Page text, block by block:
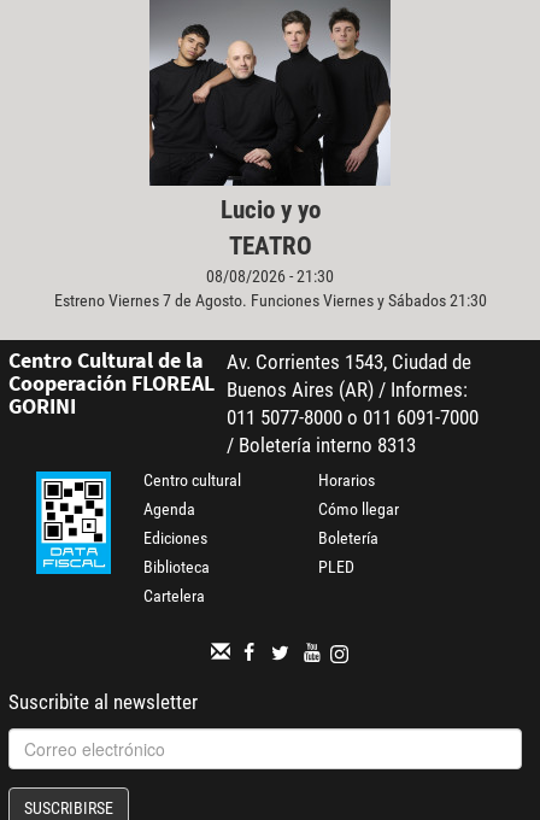
Lucio y yo
TEATRO
08/08/2026 - 21:30
Estreno Viernes 7 de Agosto. Funciones Viernes y Sábados 21:30
Centro Cultural de la
Cooperación FLOREAL
GORINI
Av. Corrientes 1543, Ciudad de
Buenos Aires (AR) / Informes:
011 5077-8000 o 011 6091-7000
/ Boletería interno 8313
Centro cultural
Agenda
Ediciones
Biblioteca
Cartelera
Horarios
Cómo llegar
Boletería
PLED
Suscribite al newsletter
SUSCRIBIRSE